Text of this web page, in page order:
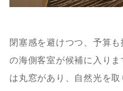
閉塞感を避けつつ、予算
の海側客室が候補に入り
は丸窓があり、自然光を取